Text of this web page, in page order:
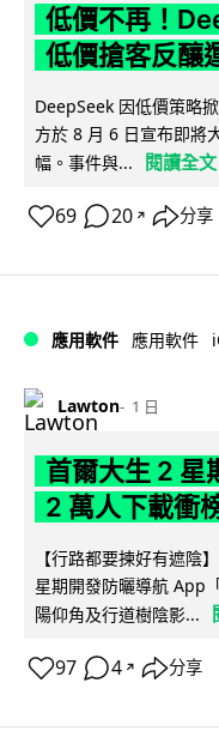
低價不再！
低價搶客反釀
DeepSeek 因低價策略
方於 8 月 6 日宣布即將
幅。事件與...
閱讀全文
69 20 ↗ 分享
應用軟件 應用軟件
Lawton 1 日
首爾大生 2 星
2 萬人下載衝
【行路都要揀好有遮陰
星期開發防曬導航 App
陽仰角及行道樹陰影...
97 4 ↗ 分享